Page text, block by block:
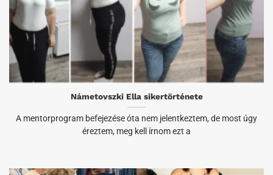
Námetovszki Ella sikertörténete
A mentorprogram befejezése óta nem jelentkeztem, de most úgy
éreztem, meg kell írnom ezt a